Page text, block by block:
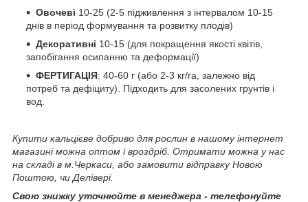
Овочеві 10-25 (2-5 підживлення з інтервалом 10-15
днів в період формування та розвитку плодів)
Декоративні 10-15 (для покращення якості квітів,
запобігання осипанню та деформації)
ФЕРТИГАЦІЯ: 40-60 г (або 2-3 кг/га, залежно від
потреб та дефіциту). Підходить для засолених грунтів і
вод.
Купити кальцієве добриво для рослин в нашому інтернет
магазині можна оптом і вроздріб. Отримати можна у нас
на складі в м.Черкаси, або замовити відправку Новою
Поштою, чи Делівері.
Свою знижку уточнюйте в менеджера - телефонуйте